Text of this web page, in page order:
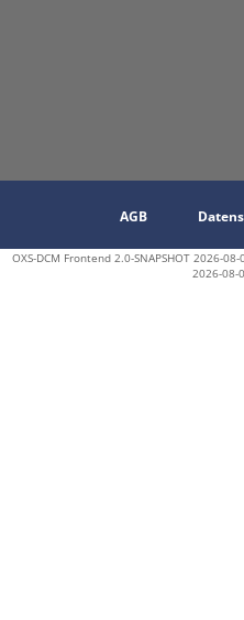
AGB
OXS-DCM Frontend 2.0-SNAPSHOT 2026-
2026-08-